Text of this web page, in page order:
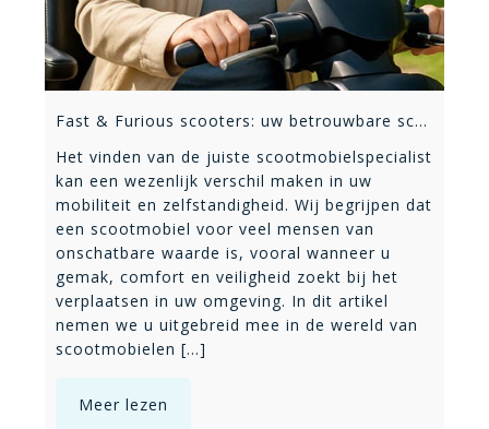
Fast & Furious scooters: uw betrouwbare scootmobielspecialist
Het vinden van de juiste scootmobielspecialist
kan een wezenlijk verschil maken in uw
mobiliteit en zelfstandigheid. Wij begrijpen dat
een scootmobiel voor veel mensen van
onschatbare waarde is, vooral wanneer u
gemak, comfort en veiligheid zoekt bij het
verplaatsen in uw omgeving. In dit artikel
nemen we u uitgebreid mee in de wereld van
scootmobielen [...]
Meer lezen